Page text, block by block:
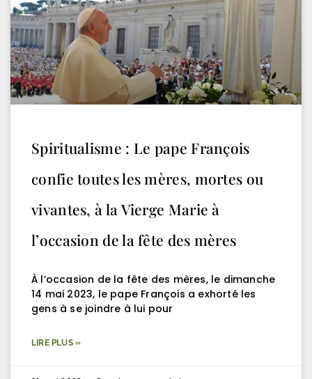
Spiritualisme : Le pape François
confie toutes les mères, mortes ou
vivantes, à la Vierge Marie à
l’occasion de la fête des mères
À l’occasion de la fête des mères, le dimanche
14 mai 2023, le pape François a exhorté les
gens à se joindre à lui pour
LIRE PLUS »